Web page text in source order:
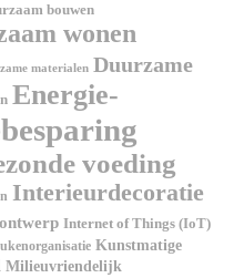
bouwen
wonen
materialen Duurzame
Energie-
voeding
Interieurdecoratie
Internet of Things (IoT)
Kunstmatige
Milieuvriendelijk